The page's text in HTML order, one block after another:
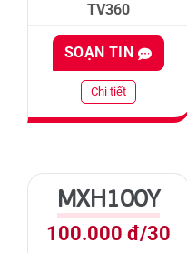
TV360
SOẠN TIN
Chi tiết
MXH100Y
100.000 đ/30